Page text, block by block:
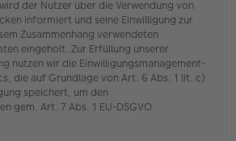
der Nutzer über die Verwendung von
informiert und seine Einwilligung zur
Zusammenhang verwendeten
eingeholt. Zur Erfüllung unserer
nutzen wir die Einwilligungsmanagement-
die auf Grundlage von Art. 6 Abs. 1 lit. c)
speichert, um den
gem. Art. 7 Abs. 1 EU-DSGVO